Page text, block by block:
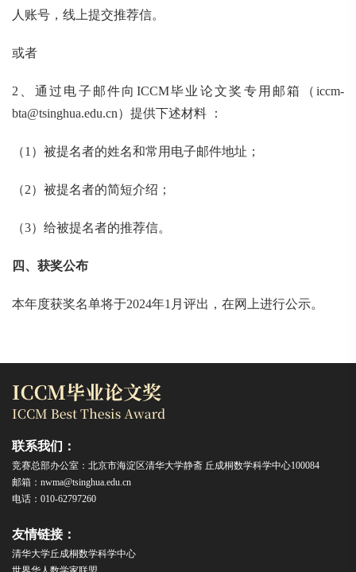
人账号，线上提交推荐信。
或者
2、通过电子邮件向ICCM毕业论文奖专用邮箱（iccm-
bta@tsinghua.edu.cn）提供下述材料 ：
（1）被提名者的姓名和常用电子邮件地址；
（2）被提名者的简短介绍；
（3）给被提名者的推荐信。
四、获奖公布
本年度获奖名单将于2024年1月评出，在网上进行公示。
联系我们：
竞赛总部办公室：北京市海淀区清华大学静斋 丘成桐数学科学中心100084
邮箱：nwma@tsinghua.edu.cn
电话：010-62797260
友情链接：
清华大学丘成桐数学科学中心